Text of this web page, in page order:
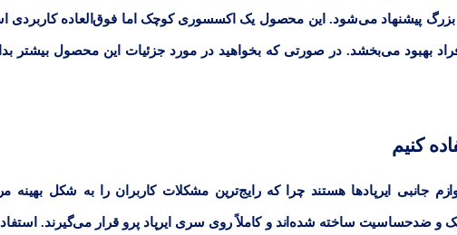
بزرگ پیشنهاد می‌شود. این محصول یک اکسسوری کوچک اما فوق‌العاده کاربردی
بهبود می‌بخشد. در صورتی که بخواهید در مورد جزئیات این محصول بیشتر
کنیم
جانبی ایرپادها هستند چرا که رایج‌ترین مشکلات کاربران را به شکل بهینه
ضدحساسیت ساخته شده‌اند و کاملاً روی سری ایرپاد پرو قرار می‌گیرند.